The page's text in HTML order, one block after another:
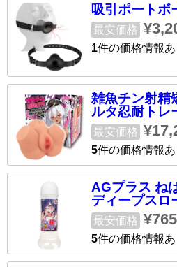
吸引ポートボ
最安価格
1件の価格情報あ
雑魚チン射精
ルタ忍耐トレ
最安価格
5件の価格情報あ
AGプラス ね
ディープスロ
最安価格 ¥765
5件の価格情報あ